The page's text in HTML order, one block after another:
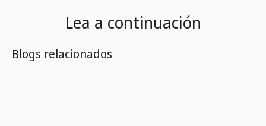
Lea a continuación
Blogs relacionados